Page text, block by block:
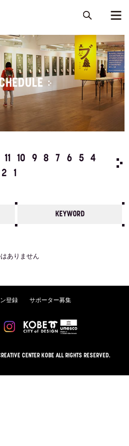
11 10 9 8 7 6 5
4
2 1
KEYWORD
ありません
登録 サポーター募集
CENTER KOBE ALL RIGHTS RESERVED.